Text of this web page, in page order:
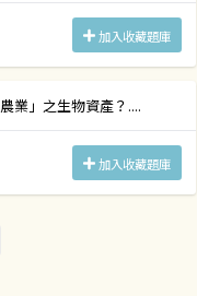
加入收藏題庫
業」之生物資產？....
加入收藏題庫